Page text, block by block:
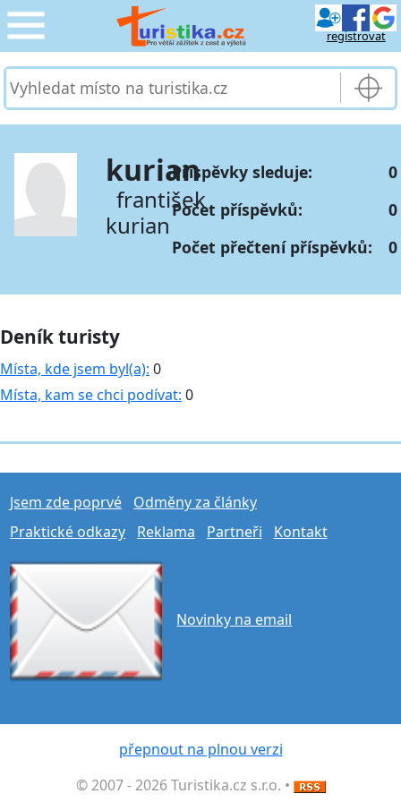
registrovat
CESTOVÁNÍ
SLUŽBY & DOPRAVA ›
PRO TURISTY ›
MOJE TURISTIKA ›
kurian
františek
kurian
Příspěvky sleduje:
Počet příspěvků:
0
Počet přečtení příspěvků:
0
Deník turisty
Místa, kde jsem byl(a): 0
Místa, kam se chci podívat: 0
Jsem zde poprvé
Odměny za články
Praktické odkazy
Reklama Partneři Kontakt
Novinky na email
přepnout na plnou verzi
© 2007 - 2026 Turistika.cz s.r.o. •